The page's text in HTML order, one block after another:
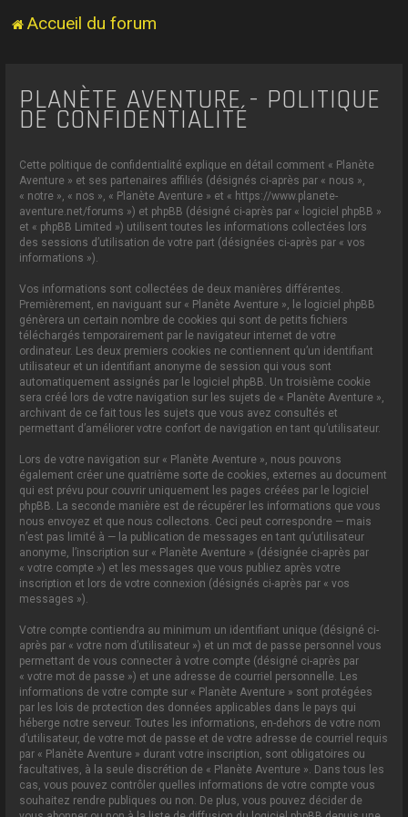
Accueil du forum
PLANÈTE AVENTURE - POLITIQUE
DE CONFIDENTIALITÉ
Cette politique de confidentialité explique en détail comment « Planète
Aventure » et ses partenaires affiliés (désignés ci-après par « nous »,
« notre », « nos », « Planète Aventure » et « https://www.planete-
aventure.net/forums ») et phpBB (désigné ci-après par « logiciel phpBB »
et « phpBB Limited ») utilisent toutes les informations collectées lors
des sessions d’utilisation de votre part (désignées ci-après par « vos
informations »).
Vos informations sont collectées de deux manières différentes.
Premièrement, en naviguant sur « Planète Aventure », le logiciel phpBB
génèrera un certain nombre de cookies qui sont de petits fichiers
téléchargés temporairement par le navigateur internet de votre
ordinateur. Les deux premiers cookies ne contiennent qu’un identifiant
utilisateur et un identifiant anonyme de session qui vous sont
automatiquement assignés par le logiciel phpBB. Un troisième cookie
sera créé lors de votre navigation sur les sujets de « Planète Aventure »,
archivant de ce fait tous les sujets que vous avez consultés et
permettant d’améliorer votre confort de navigation en tant qu’utilisateur.
Lors de votre navigation sur « Planète Aventure », nous pouvons
également créer une quatrième sorte de cookies, externes au document
qui est prévu pour couvrir uniquement les pages créées par le logiciel
phpBB. La seconde manière est de récupérer les informations que vous
nous envoyez et que nous collectons. Ceci peut correspondre — mais
n’est pas limité à — la publication de messages en tant qu’utilisateur
anonyme, l’inscription sur « Planète Aventure » (désignée ci-après par
« votre compte ») et les messages que vous publiez après votre
inscription et lors de votre connexion (désignés ci-après par « vos
messages »).
Votre compte contiendra au minimum un identifiant unique (désigné ci-
après par « votre nom d’utilisateur ») et un mot de passe personnel vous
permettant de vous connecter à votre compte (désigné ci-après par
« votre mot de passe ») et une adresse de courriel personnelle. Les
informations de votre compte sur « Planète Aventure » sont protégées
par les lois de protection des données applicables dans le pays qui
héberge notre serveur. Toutes les informations, en-dehors de votre nom
d’utilisateur, de votre mot de passe et de votre adresse de courriel requis
par « Planète Aventure » durant votre inscription, sont obligatoires ou
facultatives, à la seule discrétion de « Planète Aventure ». Dans tous les
cas, vous pouvez contrôler quelles informations de votre compte vous
souhaitez rendre publiques ou non. De plus, vous pouvez décider de